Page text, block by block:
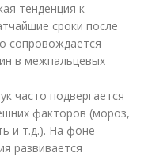
тенденция к
сроки после
сопровождается
в межпальцевых
часто подвергается
факторов (мороз,
и т.д.). На фоне
развивается